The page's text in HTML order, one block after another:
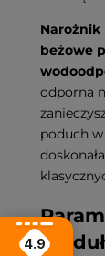
Narożnik
beżowe
odporna
poduch
4.9